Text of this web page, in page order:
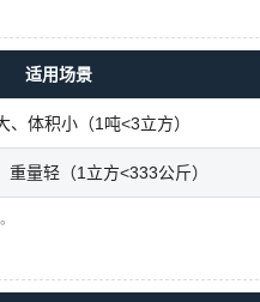
适用场景
、体积小（1吨<3立方）
重量轻（1立方<333公斤）